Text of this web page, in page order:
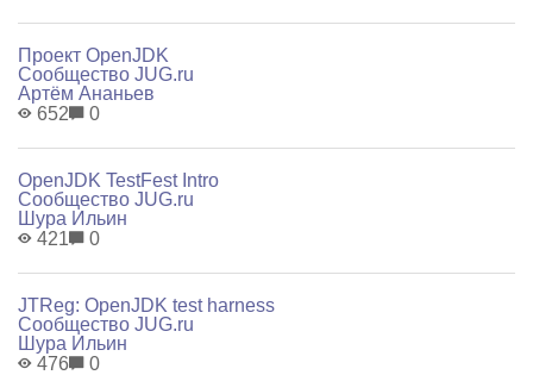
Проект OpenJDK
Сообщество JUG.ru
Артём Ананьев
652
0
OpenJDK TestFest Intro
Сообщество JUG.ru
Шура Ильин
421
0
JTReg: OpenJDK test harness
Сообщество JUG.ru
Шура Ильин
476
0